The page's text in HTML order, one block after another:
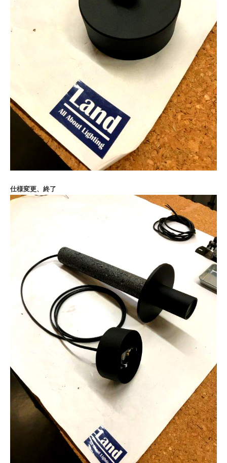
仕様変更、終了